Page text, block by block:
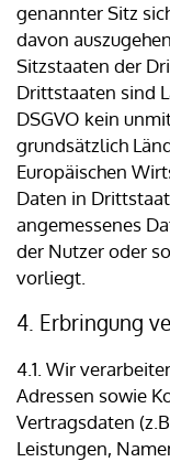
genannter Sitz
davon
Sitzstaaten der
Drittstaaten sind
DSGVO kein
grundsätzlich
Europäischen
Daten in
angemessenes
der Nutzer oder
vorliegt.
4. Erbringung
4.1. Wir
Adressen sowie
Vertragsdaten
Leistungen,